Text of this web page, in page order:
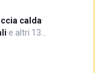
calda·
·e altri 13…